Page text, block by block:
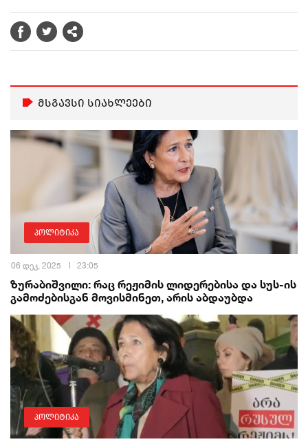
მსგავსი სიახლეები
პოლიტიკა
06 დეკ, 2025 23:05
ზურაბიშვილი: რაც რეჟიმის ლიდერებისა და სუს-ის
გამოძებისგან მოვისმინეთ, არის აბდაუბდა
პოლიტიკა